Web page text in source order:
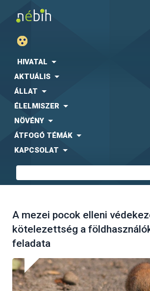
HIVATAL
AKTUÁLIS
ÁLLAT
ÉLELMISZER
NÖVÉNY
ÁTFOGÓ TÉMÁK
KAPCSOLAT
A mezei pocok elleni
kötelezettség a
feladata